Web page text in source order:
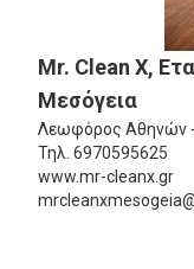
Mr. Clean X,
Μεσόγεια
Λεωφόρος Αθηνών -
Τηλ. 6970595625
www.mr-cleanx.gr